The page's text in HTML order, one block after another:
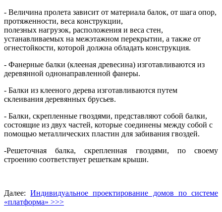
- Величина пролета зависит от материала балок, от шага опор,
протяженности, веса конструкции,
полезных нагрузок, расположения и веса стен,
устанавливаемых на межэтажном перекрытии, а также от
огнестойкости, которой должна обладать конструкция.
- Фанерные балки (клееная древесина) изготавливаются из
деревянной однонаправленной фанеры.
- Балки из клееного дерева изготавливаются путем
склеивания деревянных брусьев.
- Балки, скрепленные гвоздями, представляют собой балки,
состоящие из двух частей, которые соединены между собой с
помощью металлических пластин для забивания гвоздей.
-Решеточная балка, скрепленная гвоздями, по своему
строению соответствует решеткам крыши.
Далее:Индивидуальное проектирование домов по системе
«платформа» >>>